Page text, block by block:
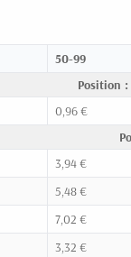
50-99
Position
0,96 €
3,94 €
5,48 €
7,02 €
3,32 €